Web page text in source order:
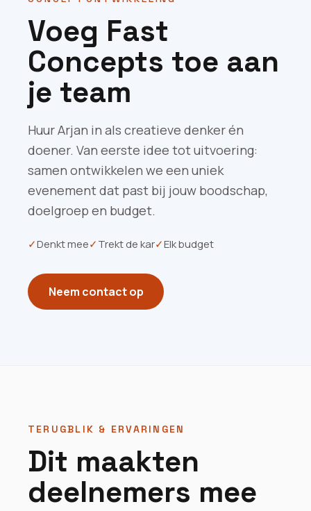
Voeg Fast
Concepts toe aan
je team
Huur Arjan in als creatieve denker én
doener. Van eerste idee tot uitvoering:
samen ontwikkelen we een uniek
evenement dat past bij jouw boodschap,
doelgroep en budget.
✓Denkt mee✓Trekt de kar✓Elk budget
Neem contact op
TERUGBLIK & ERVARINGEN
Dit maakten
deelnemers mee